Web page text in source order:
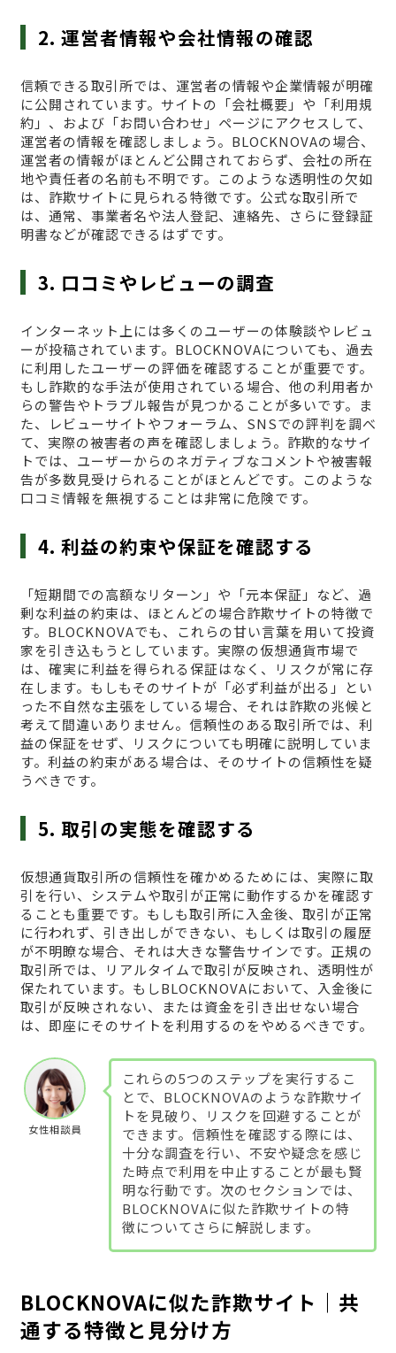
2. 運営者情報や会社情報の確認
信頼できる取引所では、運営者の情報や企業情報が明確
に公開されています。サイトの「会社概要」や「利用規
約」、および「お問い合わせ」ページにアクセスして、
運営者の情報を確認しましょう。BLOCKNOVAの場合、
運営者の情報がほとんど公開されておらず、会社の所在
地や責任者の名前も不明です。このような透明性の欠如
は、詐欺サイトに見られる特徴です。公式な取引所で
は、通常、事業者名や法人登記、連絡先、さらに登録証
明書などが確認できるはずです。
3. 口コミやレビューの調査
インターネット上には多くのユーザーの体験談やレビュ
ーが投稿されています。BLOCKNOVAについても、過去
に利用したユーザーの評価を確認することが重要です。
もし詐欺的な手法が使用されている場合、他の利用者か
らの警告やトラブル報告が見つかることが多いです。ま
た、レビューサイトやフォーラム、SNSでの評判を調べ
て、実際の被害者の声を確認しましょう。詐欺的なサイ
トでは、ユーザーからのネガティブなコメントや被害報
告が多数見受けられることがほとんどです。このような
口コミ情報を無視することは非常に危険です。
4. 利益の約束や保証を確認する
「短期間での高額なリターン」や「元本保証」など、過
剰な利益の約束は、ほとんどの場合詐欺サイトの特徴で
す。BLOCKNOVAでも、これらの甘い言葉を用いて投資
家を引き込もうとしています。実際の仮想通貨市場で
は、確実に利益を得られる保証はなく、リスクが常に存
在します。もしもそのサイトが「必ず利益が出る」とい
った不自然な主張をしている場合、それは詐欺の兆候と
考えて間違いありません。信頼性のある取引所では、利
益の保証をせず、リスクについても明確に説明していま
す。利益の約束がある場合は、そのサイトの信頼性を疑
うべきです。
5. 取引の実態を確認する
仮想通貨取引所の信頼性を確かめるためには、実際に取
引を行い、システムや取引が正常に動作するかを確認す
ることも重要です。もしも取引所に入金後、取引が正常
に行われず、引き出しができない、もしくは取引の履歴
が不明瞭な場合、それは大きな警告サインです。正規の
取引所では、リアルタイムで取引が反映され、透明性が
保たれています。もしBLOCKNOVAにおいて、入金後に
取引が反映されない、または資金を引き出せない場合
は、即座にそのサイトを利用するのをやめるべきです。
女性相談員
これらの5つのステップを実行するこ
とで、BLOCKNOVAのような詐欺サイ
トを見破り、リスクを回避することが
できます。信頼性を確認する際には、
十分な調査を行い、不安や疑念を感じ
た時点で利用を中止することが最も賢
明な行動です。次のセクションでは、
BLOCKNOVAに似た詐欺サイトの特
徴についてさらに解説します。
BLOCKNOVAに似た詐欺サイト｜共
通する特徴と見分け方